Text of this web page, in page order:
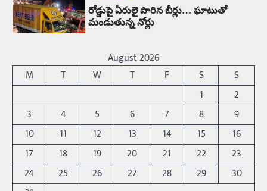
రోడ్డుపై ఏరులై పారిన బీర్లు… ఘాటుతో
మండుతున్న నోర్లు
ఉత్తర ప్రదేశ్‌లోని ఝాన్సీ జిల్లాలో ఒక వింతైన రోడ్డు
ప్రమాదం చోటుచేసుకుంది. ఝాన్సీ–కాన్పూర్ జాతీయ
రహదారిపై వేల సంఖ్యలో బీరు…
1
Trending
అక్కడ ఆదివారం బట్టలు ఉతికితే…జైలుకే
Balachander 13/06/2026
ఆదివారం వచ్చిందంటే చాలు సామాన్యుడి నుండి
సాఫ్ట్‌వేర్ ఉద్యోగి వరకు అందరికీ గుర్తొచ్చే మొదటి పని
‘బట్టలు ఉతకడం’. వారం…
August 2026
M
T W T F S
S
1
2
3
4 5 6 7 8
9
10
11 12 13 14 15
16
17
18 19 20 21 22
23
24
25 26 27 28 29
30